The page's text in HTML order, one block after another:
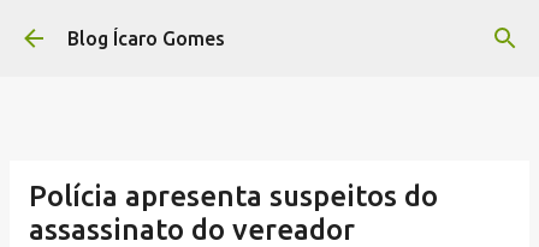
Pular para o conteúdo principal
Blog Ícaro Gomes
Polícia apresenta suspeitos do
assassinato do vereador